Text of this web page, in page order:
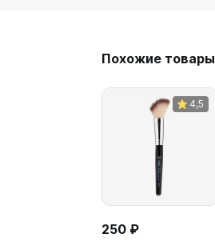
Похожие товары
4,5
250 ₽